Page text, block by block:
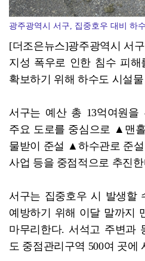
광주광역시 서구, 집중호우 대비 하
[더조은뉴스]광주광역시 서
지성 폭우로 인한 침수 피
확보하기 위해 하수도 시설
서구는 예산 총 13억여원을
주요 도로를 중심으로 ▲맨
물받이 준설 ▲하수관로 준
사업 등을 중점적으로 추진
서구는 집중호우 시 발생할
예방하기 위해 이달 말까지
마무리한다. 서석고 주변과
도 중점관리구역 500여 곳에